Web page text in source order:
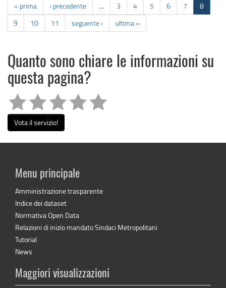
« prima ‹ precedente … 3 4 5 6 7
8
9
10 11 seguente › ultima »
Quanto sono chiare le informazioni su
questa pagina?
Vota il servizio!
Menu principale
Amministrazione trasparente
Indice dei dataset
Normativa Open Data
Relazioni di inizio mandato Sindaci Metropolitani
Tutorial
News
Maggiori visualizzazioni